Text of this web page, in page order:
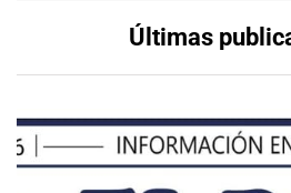
Últimas